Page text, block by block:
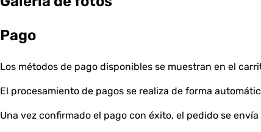
Pago
Los métodos de pago disponibles se muestran en el
El procesamiento de pagos se realiza de forma
Una vez confirmado el pago con éxito, el pedido se